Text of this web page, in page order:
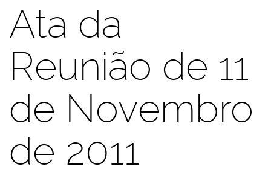
Ata da
Reunião de 11
de Novembro
de 2011